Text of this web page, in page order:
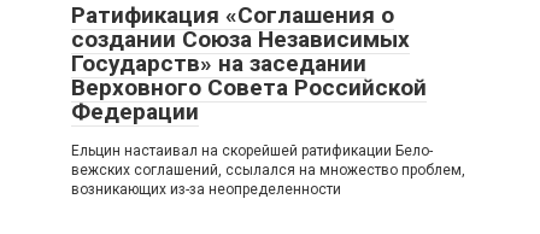
Ратификация «Соглашения о
создании Союза Независимых
Государств» на заседании
Верховного Совета Российской
Федерации
Ельцин настаивал на скорейшей ратификации Бело­
вежских соглашений, ссылался на множество проблем,
воз­никающих из-за неопределенности